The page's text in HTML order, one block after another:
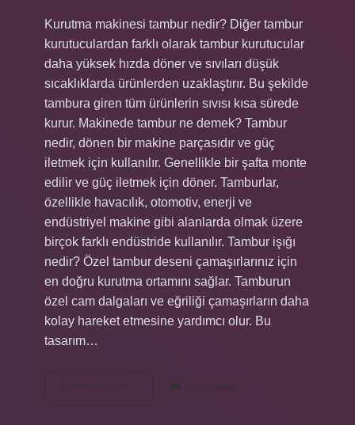
Kurutma makinesi tambur nedir? Diğer tambur
kurutuculardan farklı olarak tambur kurutucular
daha yüksek hızda döner ve sıvıları düşük
sıcaklıklarda ürünlerden uzaklaştırır. Bu şekilde
tambura giren tüm ürünlerin sıvısı kısa sürede
kurur. Makinede tambur ne demek? Tambur
nedir, dönen bir makine parçasıdır ve güç
iletmek için kullanılır. Genellikle bir şafta monte
edilir ve güç iletmek için döner. Tamburlar,
özellikle havacılık, otomotiv, enerji ve
endüstriyel makine gibi alanlarda olmak üzere
birçok farklı endüstride kullanılır. Tambur işığı
nedir? Özel tambur deseni çamaşırlarınız için
en doğru kurutma ortamını sağlar. Tamburun
özel cam dalgaları ve eğriliği çamaşırların daha
kolay hareket etmesine yardımcı olur. Bu
tasarım…
Devamını okuyun
Kurutma
Yorum Bırak